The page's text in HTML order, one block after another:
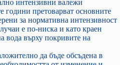
интензивни валежи
години претоварват основните
за нормативна интензивност
е по-ниска и като краен
вода върху покривите на
да бъде обсъдена в